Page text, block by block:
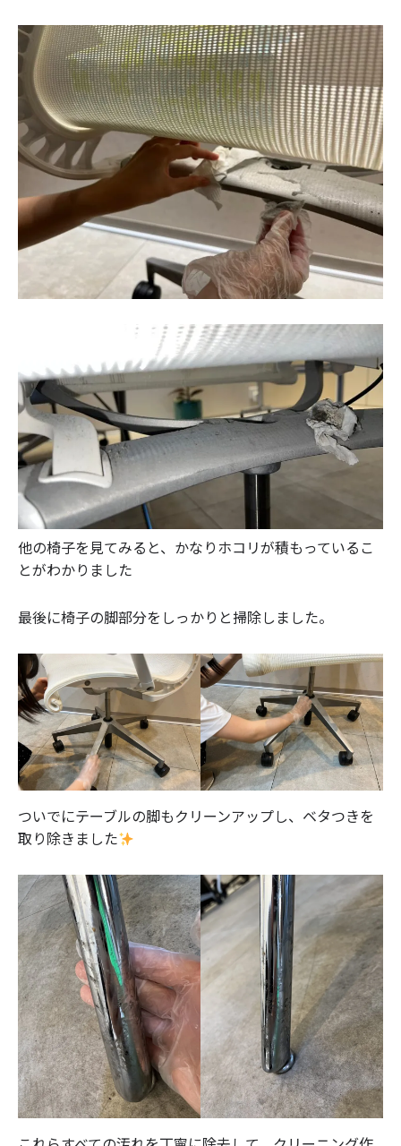
他の椅子を見てみると、かなりホコリが積もっているこ
とがわかりました
最後に椅子の脚部分をしっかりと掃除しました。
ついでにテーブルの脚もクリーンアップし、ベタつきを
取り除きました